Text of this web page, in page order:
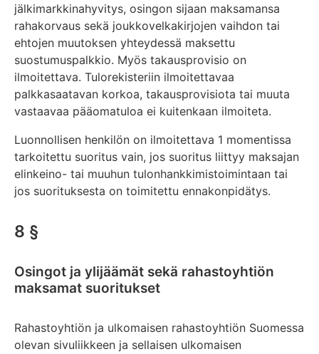
jälkimarkkinahyvitys, osingon sijaan maksamansa
rahakorvaus sekä joukkovelkakirjojen vaihdon tai
ehtojen muutoksen yhteydessä maksettu
suostumuspalkkio. Myös takausprovisio on
ilmoitettava. Tulorekisteriin ilmoitettavaa
palkkasaatavan korkoa, takausprovisiota tai muuta
vastaavaa pääomatuloa ei kuitenkaan ilmoiteta.
Luonnollisen henkilön on ilmoitettava 1 momentissa
tarkoitettu suoritus vain, jos suoritus liittyy maksajan
elinkeino- tai muuhun tulonhankkimistoimintaan tai
jos suorituksesta on toimitettu ennakonpidätys.
8 §
Osingot ja ylijäämät sekä rahastoyhtiön
maksamat suoritukset
Rahastoyhtiön ja ulkomaisen rahastoyhtiön Suomessa
olevan sivuliikkeen ja sellaisen ulkomaisen